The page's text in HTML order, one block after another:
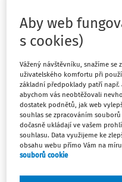
Fond kulturních a
Mám dost specifický
příspěvkové
zaměstnankyně
večerem a končí v
odborů bylo
možné uhradit,
odjíždí po ukončení své
nebylo možné uhradit z
Aby web
s cookies)
Vážený návštěvníku, snažíme se
uživatelského komfortu při
základní předpoklady patří
abychom vás neobtěžovali
dostatek podnětů, jak web
souhlas se zpracováním
dočasně ukládají ve vašem
souhlasu. Data využijeme ke
obsahu webu přímo Vám na
souborů cookie